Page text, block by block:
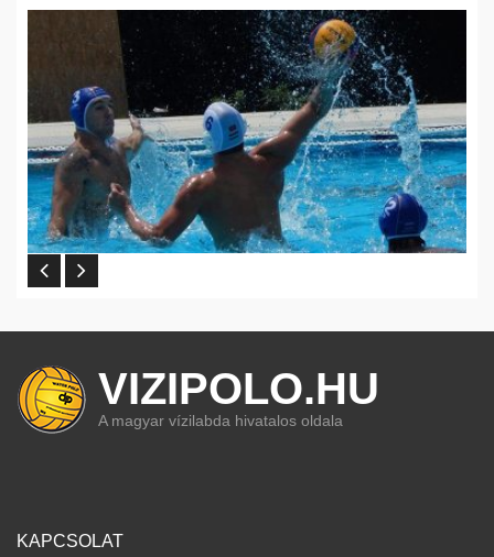
VIZIPOLO.HU
A magyar vízilabda hivatalos oldala
KAPCSOLAT